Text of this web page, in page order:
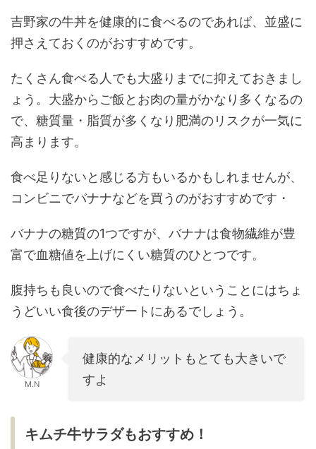
吉野家の牛丼を健康的に食べるのであれば、並盛に
押さえておくのがおすすめです。
たくさん食べる人でも大盛りまでに抑えておきまし
ょう。大盛からご飯とお肉の量がかなり多くなるの
で、糖質量・脂質が多くなり肥満のリスクが一気に
高まります。
食べ足りないと感じる方もいるかもしれませんが、
コンビニでバナナなどを買うのがおすすめです・
バナナの糖質の1つですが、バナナは食物繊維が豊
富で血糖値を上げにくい糖質のひとつです。
腹持ちも良いので食べたりないということにはちょ
うどいい食後のデザートにあるでしょう。
M.N
健康的なメリットもとても大きいで
すよ
キムチ牛サラダもおすすめ！